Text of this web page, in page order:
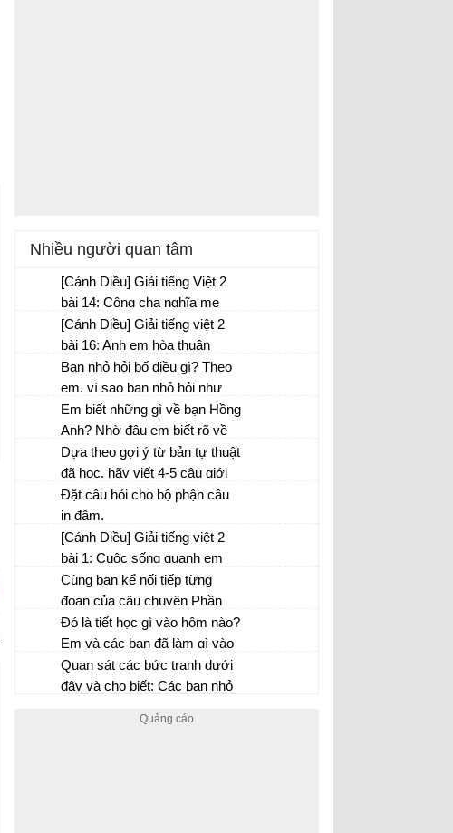
Nhiều người quan tâm
[Cánh Diều] Giải tiếng Việt 2
bài 14: Công cha nghĩa mẹ
Giải tiếng Việt 2 bài 14
[Cánh Diều] Giải tiếng việt 2
bài 16: Anh em hòa thuận
Bạn nhỏ hỏi bố điều gì? Theo
em, vì sao bạn nhỏ hỏi như
vậy?
Em biết những gì về bạn Hồng
Anh? Nhờ đâu em biết rõ về
bạn Hồng Anh như vậy?
Dựa theo gợi ý từ bản tự thuật
đã học, hãy viết 4-5 câu giới
thiệu bản thân.
Đặt câu hỏi cho bộ phận câu
in đậm.
[Cánh Diều] Giải tiếng việt 2
bài 1: Cuộc sống quanh em
Cùng bạn kể nối tiếp từng
đoạn của câu chuyện Phần
thưởng
Đó là tiết học gì vào hôm nào?
Em và các bạn đã làm gì vào
tiết học hôm đó?
Quan sát các bức tranh dưới
đây và cho biết: Các bạn nhỏ